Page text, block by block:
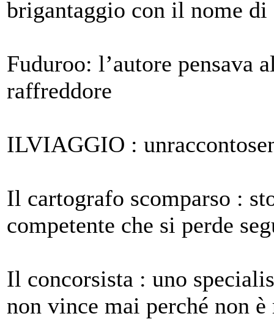
brigantaggio con il nome di
Fuduroo: l’autore pensava
raffreddore
ILVIAGGIO :
Il cartografo scomparso :
competente che si perde
Il concorsista : uno
non vince mai perché non è